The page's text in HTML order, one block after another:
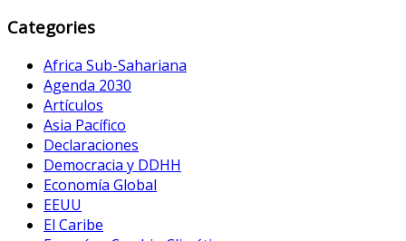
Categories
Africa Sub-Sahariana
Agenda 2030
Artículos
Asia Pacífico
Declaraciones
Democracia y DDHH
Economía Global
EEUU
El Caribe